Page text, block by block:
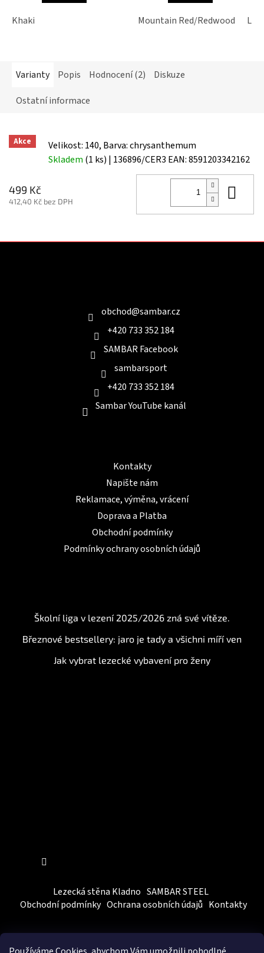
5
Khaki Mountain Red/Redwood
Varianty Popis Hodnocení (2)
Diskuze
Ostatní informace
Akce
Velikost: 140, Barva: chrysanthemum
Skladem (1 ks) | 136896/CER3 EAN:8591203342162
499 Kč
412,40 Kč bez DPH
obchod@sambar.cz
+420 733 352 184
SAMBAR Facebook
sambarsport
+420 733 352 184
Sambar YouTube kanál
Kontakty
Napište nám
Reklamace, výměna, vrácení
Doprava a Platba
Obchodní podmínky
Podmínky ochrany osobních údajů
Školní liga v lezení 2025/2026 zná své vítěze.
Březnové bestsellery: jaro je tady a všichni míří ven
Jak vybrat lezecké vybavení pro ženy
Lezecká stěna Kladno SAMBAR STEEL
Obchodní podmínky Ochrana osobních údajů Kontakty